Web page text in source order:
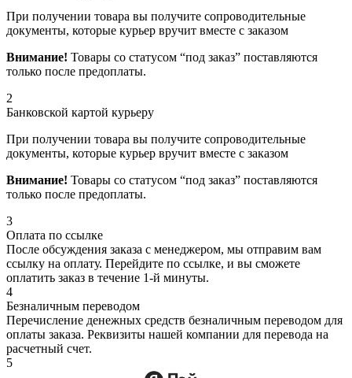
При получении товара вы получите сопроводительные
документы, которые курьер вручит вместе с заказом
Внимание! Товары со статусом “под заказ” поставляются
только после предоплаты.
2
Банковской картой курьеру
При получении товара вы получите сопроводительные
документы, которые курьер вручит вместе с заказом
Внимание! Товары со статусом “под заказ” поставляются
только после предоплаты.
3
Оплата по ссылке
После обсуждения заказа с менеджером, мы отправим вам
ссылку на оплату. Перейдите по ссылке, и вы сможете
оплатить заказ в течение 1-й минуты.
4
Безналичным переводом
Перечисление денежных средств безналичным переводом для
оплаты заказа. Реквизиты нашей компании для перевода на
расчетный счет.
5